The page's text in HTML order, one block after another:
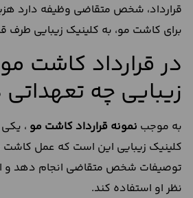
قرارداد، شخص متقاضی وظیفه دارد
برای کاشت مو، به کلینیک زیبایی طرف
در قرارداد کاشت
زیبایی چه تعهداتی
به موجب نمونه قرارداد کاشت مو ،
کلینیک زیبایی این است که عمل کاشت
توصیفات شخص متقاضی انجام دهد و
نظر او استفاده کند.